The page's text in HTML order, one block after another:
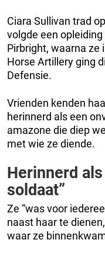
Ciara Sullivan trad
volgde een
Pirbright, waarna ze
Horse Artillery ging
Defensie.
Vrienden kenden
herinnerd als een
amazone die diep
met wie ze diende.
Herinnerd
soldaat”
Ze “was voor
naast haar te
waar ze